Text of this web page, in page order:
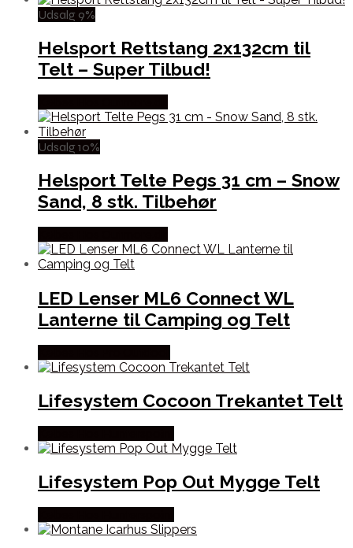
Udsalg 9%
Helsport Rettstang 2x132cm til
Telt – Super Tilbud!
Udsalg 10%
Helsport Telte Pegs 31 cm – Snow
Sand, 8 stk. Tilbehør
LED Lenser ML6 Connect WL
Lanterne til Camping og Telt
Lifesystem Cocoon Trekantet Telt
Lifesystem Pop Out Mygge Telt